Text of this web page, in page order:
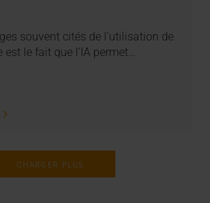
souvent cités de l’utilisation de
est le fait que l’IA permet…
CHARGER PLUS